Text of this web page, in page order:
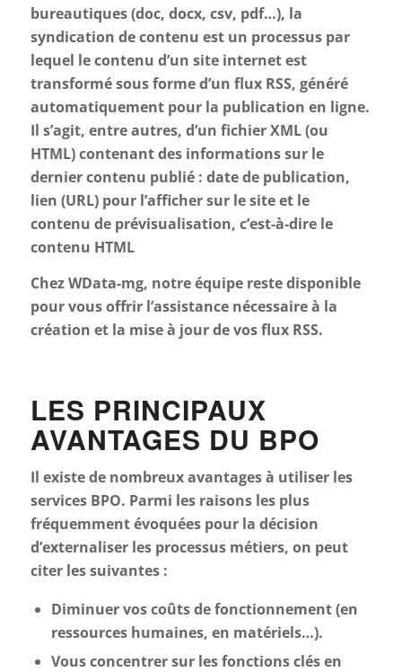
bureautiques (doc, docx, csv, pdf…), la
syndication de contenu est un processus par
lequel le contenu d’un site internet est
transformé sous forme d’un flux RSS, généré
automatiquement pour la publication en ligne.
Il s’agit, entre autres, d’un fichier XML (ou
HTML) contenant des informations sur le
dernier contenu publié : date de publication,
lien (URL) pour l’afficher sur le site et le
contenu de prévisualisation, c’est-à-dire le
contenu HTML
Chez WData-mg, notre équipe reste disponible
pour vous offrir l’assistance nécessaire à la
création et la mise à jour de vos flux RSS.
LES PRINCIPAUX
AVANTAGES DU BPO
Il existe de nombreux avantages à utiliser les
services BPO. Parmi les raisons les plus
fréquemment évoquées pour la décision
d’externaliser les processus métiers, on peut
citer les suivantes :
Diminuer vos coûts de fonctionnement (en
ressources humaines, en matériels…).
Vous concentrer sur les fonctions clés en